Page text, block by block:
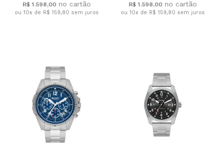
R$ 1.598,00
ou 10x de R$ 159,80 sem juros
R$ 1.598,00
ou 10x de R$ 159,80 sem juros